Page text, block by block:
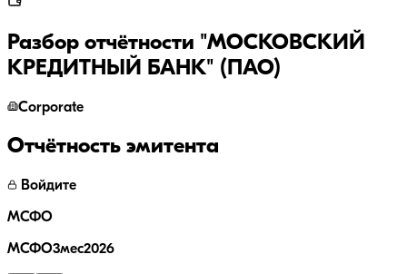
Разбор отчётности "МОСКОВСКИЙ
КРЕДИТНЫЙ БАНК" (ПАО)
Corporate
Отчётность эмитента
Войдите
МСФО
МСФО3мес2026